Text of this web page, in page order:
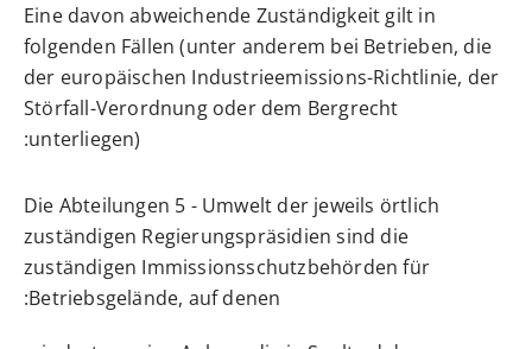
Eine davon abweichende Zuständigkeit gilt in
folgenden Fällen (unter anderem bei Betrieben, die
der europäischen Industrieemissions-Richtlinie, der
Störfall-Verordnung oder dem Bergrecht
unterliegen):
Die Abteilungen 5 - Umwelt der jeweils örtlich
zuständigen Regierungspräsidien sind die
zuständigen Immissionsschutzbehörden für
Betriebsgelände, auf denen: